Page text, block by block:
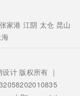
张家港 江阴 太仓 昆山
海
计 版权所有 ｜